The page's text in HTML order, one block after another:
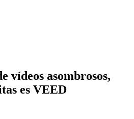
vídeos asombrosos,
es VEED